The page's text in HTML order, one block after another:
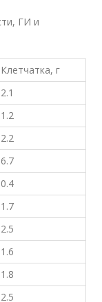
ГИ и
Клетчатка, г
2.1
1.2
2.2
6.7
0.4
1.7
2.5
1.6
1.8
2.5